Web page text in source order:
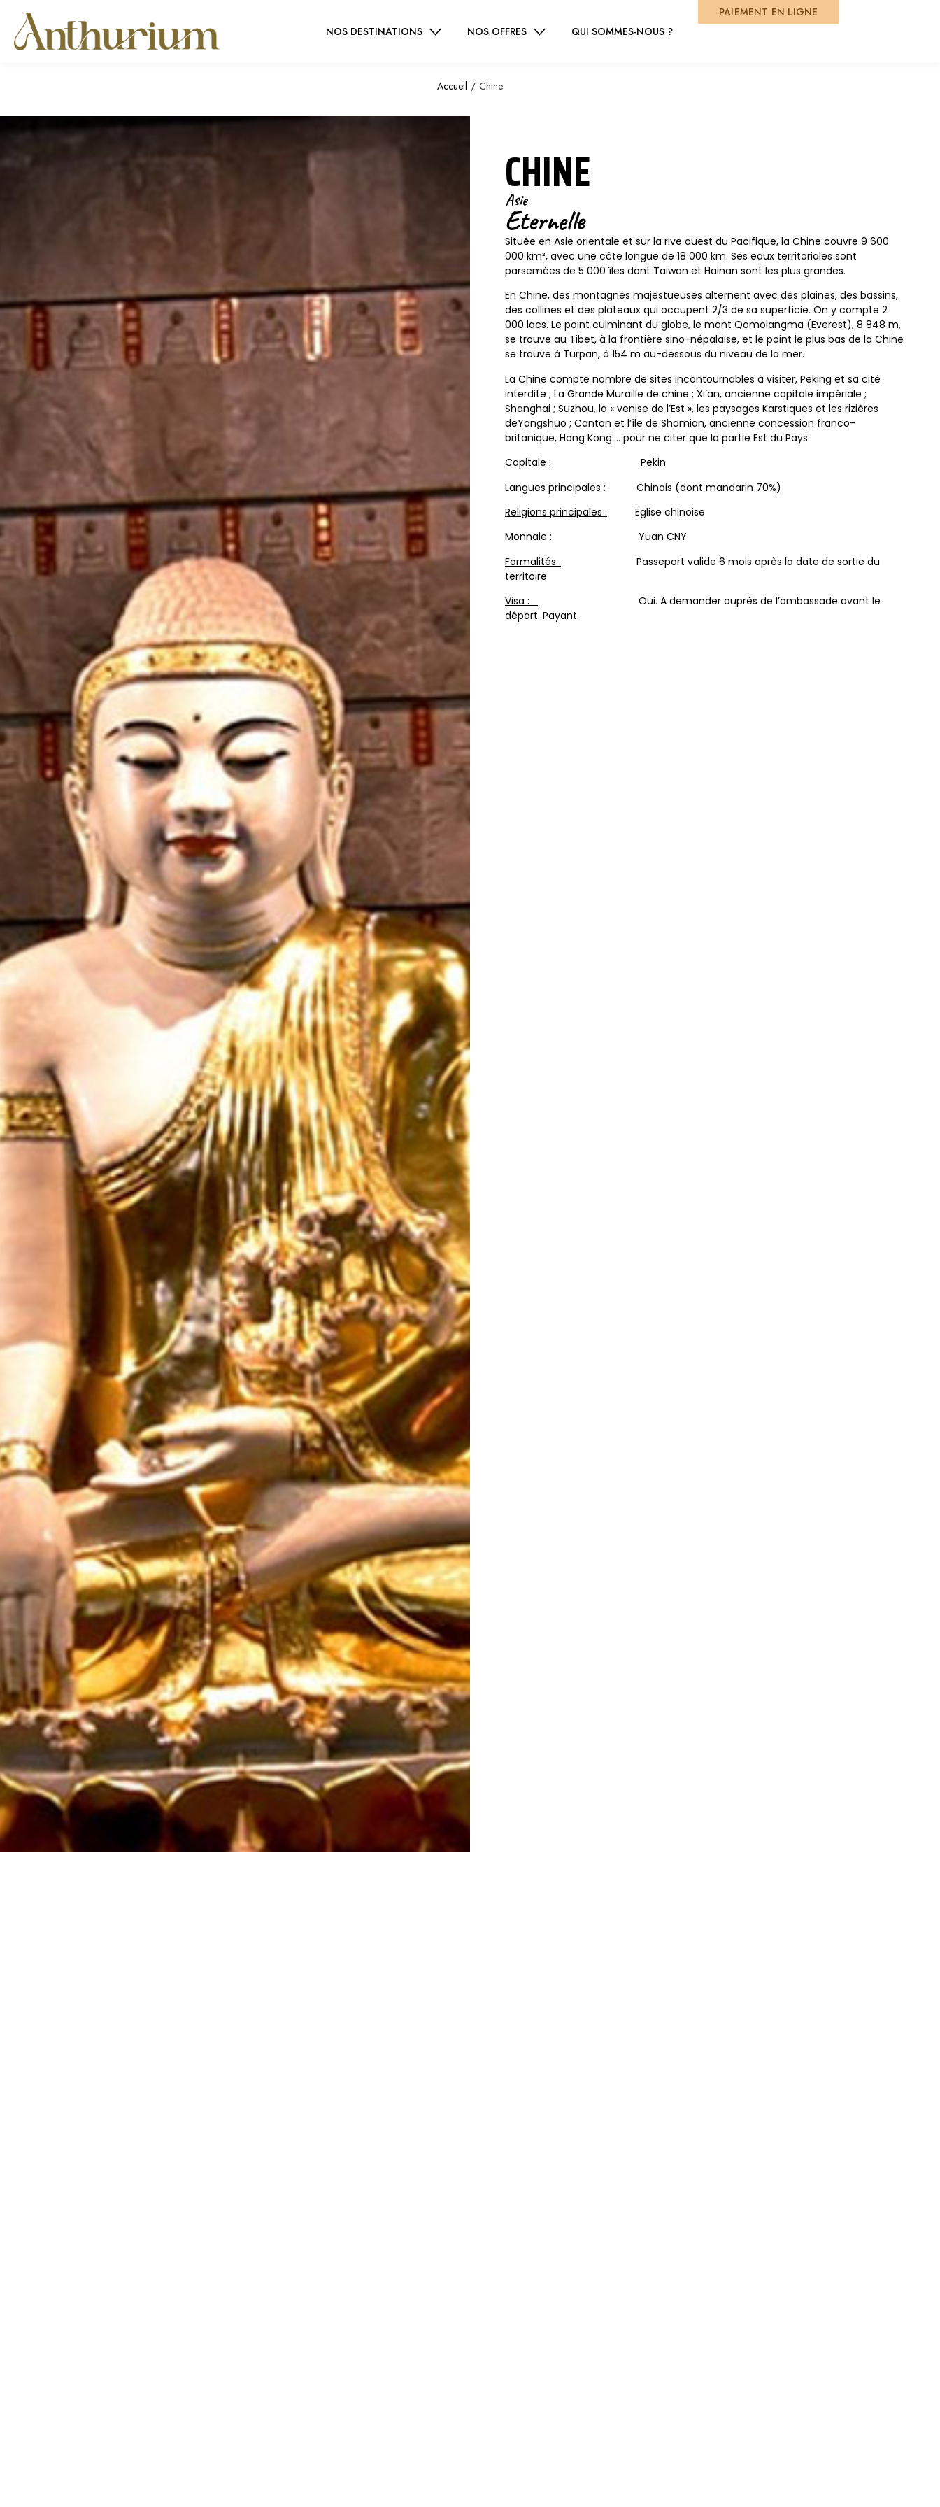
NOS DESTINATIONS NOS OFFRES QUI SOMMES-NOUS ?
PAIEMENT EN LIGNE
Accueil / Chine
CHINE
Asie
Eternelle
Située en Asie orientale et sur la rive ouest du Pacifique, la Chine couvre 9 600
000 km², avec une côte longue de 18 000 km. Ses eaux territoriales sont
parsemées de 5 000 îles dont Taiwan et Hainan sont les plus grandes.
En Chine, des montagnes majestueuses alternent avec des plaines, des bassins,
des collines et des plateaux qui occupent 2/3 de sa superficie. On y compte 2
000 lacs. Le point culminant du globe, le mont Qomolangma (Everest), 8 848 m,
se trouve au Tibet, à la frontière sino-népalaise, et le point le plus bas de la Chine
se trouve à Turpan, à 154 m au-dessous du niveau de la mer.
La Chine compte nombre de sites incontournables à visiter, Peking et sa cité
interdite ; La Grande Muraille de chine ; Xi’an, ancienne capitale impériale ;
Shanghai ; Suzhou, la « venise de l’Est », les paysages Karstiques et les rizières
deYangshuo ; Canton et l’île de Shamian, ancienne concession franco-
britanique, Hong Kong…. pour ne citer que la partie Est du Pays.
Capitale : Pekin
Langues principales : Chinois (dont mandarin 70%)
Religions principales : Eglise chinoise
Monnaie : Yuan CNY
Formalités : Passeport valide 6 mois après la date de sortie du
territoire
Visa :
Oui. A demander auprès de l’ambassade avant le
départ. Payant.